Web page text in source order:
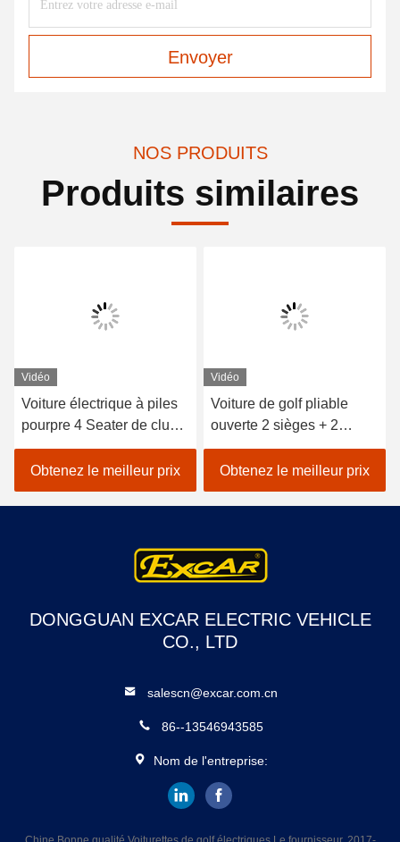
Envoyer
NOS PRODUITS
Produits similaires
Vidéo
Voiture électrique à piles
pourpre 4 Seater de club
de la voiture 48V de golf
mini
Obtenez le meilleur prix
Vidéo
Voiture de golf pliable
ouverte 2 sièges + 2
sièges arrière
Obtenez le meilleur prix
DONGGUAN EXCAR ELECTRIC VEHICLE
CO., LTD
salescn@excar.com.cn
86--13546943585
Nom de l'entreprise: